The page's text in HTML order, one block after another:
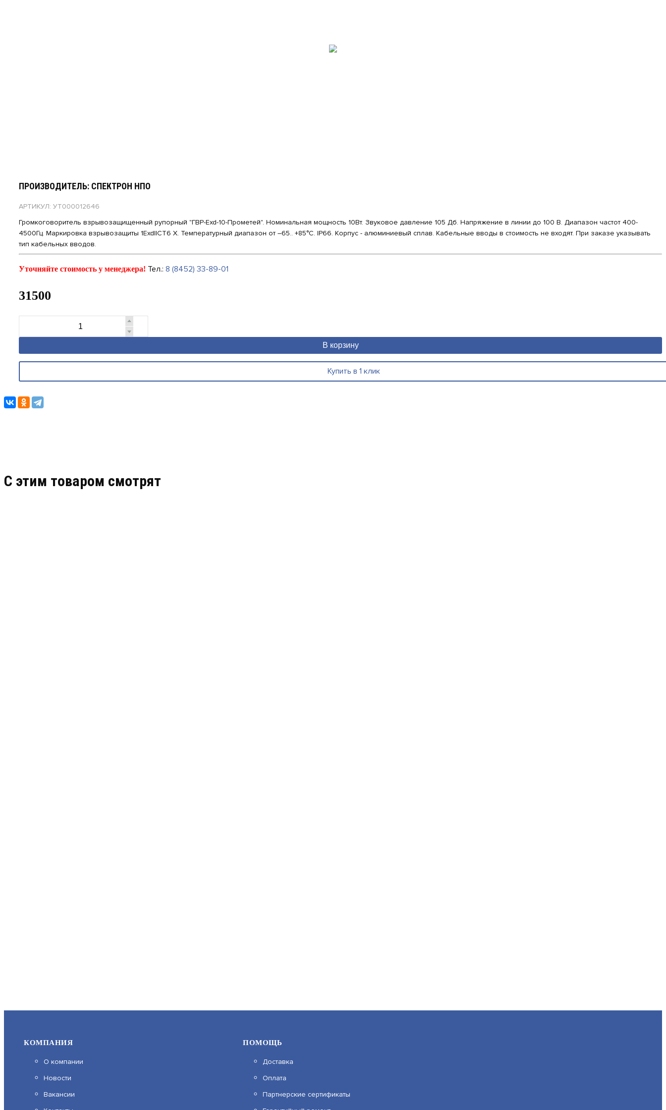
ПРОИЗВОДИТЕЛЬ: СПЕКТРОН НПО
АРТИКУЛ: УТ000012646
Громкоговоритель взрывозащищенный рупорный "ГВР-Exd-10-Прометей". Номинальная мощность 10Вт. Звуковое давление 105 Дб. Напряжение в линии до 100 В. Диапазон частот 400-
4500Гц. Маркировка взрывозащиты 1ExdIICT6 X. Температурный диапазон от –65.. +85°C. IP66. Корпус - алюминиевый сплав. Кабельные вводы в стоимость не входят. При заказе указывать
тип кабельных вводов.
Уточняйте стоимость у менеджера! Тел.: 8 (8452) 33-89-01
31500
В корзину
Купить в 1 клик
C этим товаром смотрят
РЗОР-EXM-25-ПРОМЕТЕЙ
КОМПАНИЯ
О компании
Новости
Вакансии
ПОМОЩЬ
Доставка
Оплата
Партнерские сертификаты